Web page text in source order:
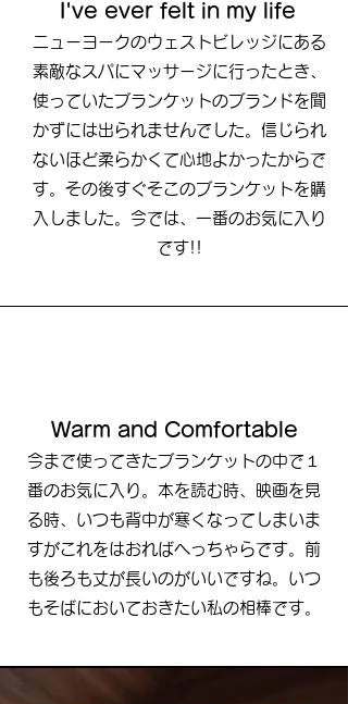
I've ever felt in my life
ニューヨークのウェストビレッジにある
素敵なスパにマッサージに行ったとき、
使っていたブランケットのブランドを聞
かずには出られませんでした。信じられ
ないほど柔らかくて心地よかったからで
す。その後すぐそこのブランケットを購
入しました。今では、一番のお気に入り
です!!
Warm and Comfortable
​今まで使ってきたブランケットの中で１
番のお気に入り。本を読む時、映画を見
る時、いつも背中が寒くなってしまいま
すがこれをはおればへっちゃらです。前
も後ろも丈が長いのがいいですね。いつ
もそばにおいておきたい私の相棒です。